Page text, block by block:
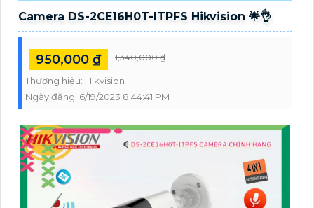
Camera DS-2CE16H0T-ITPFS Hikvision 🌟👌
950,000 ₫ 1,340,000 ₫
Thương hiệu: Hikvision
Ngày đăng: 6/19/2023 8:44:41 PM